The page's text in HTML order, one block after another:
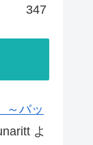
347
～バッ
よ